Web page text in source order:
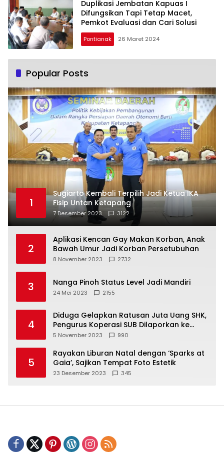
Duplikasi Jembatan Kapuas I
Difungsikan Tapi Tetap Macet,
Pemkot Evaluasi dan Cari Solusi
Pontianak 26 Maret 2024
Popular Posts
1
Sugiarto Kembali Terpilih Jadi Ketua IKA
Fisip Untan Ketapang
7 Desember 2023 3122
2
Aplikasi Kencan Gay Makan Korban, Anak
Bawah Umur Jadi Korban Persetubuhan
8 November 2023 2732
3 Nanga Pinoh Status Level Jadi Mandiri
24 Mei 2023 2155
4
Diduga Gelapkan Ratusan Juta Uang SHK,
Pengurus Koperasi SUB Dilaporkan ke
Polisi
5 November 2023 990
5
Rayakan Liburan Natal dengan ‘Sparks at
Gaia’, Sajikan Tempat Foto Estetik
23 Desember 2023 345